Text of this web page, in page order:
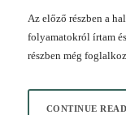
Az előző részben a
folyamatokról írtam
részben még
CONTINUE